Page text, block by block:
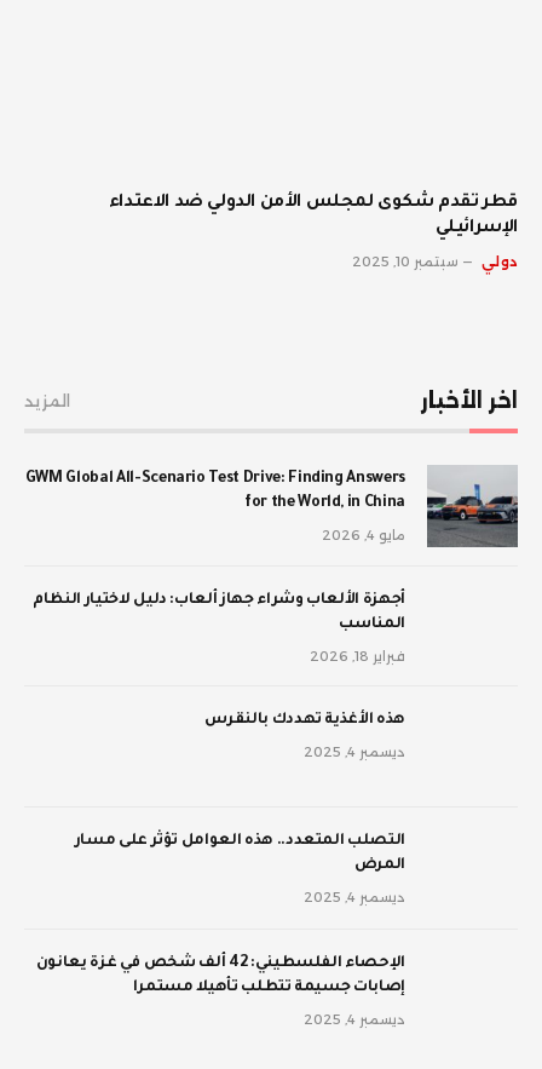
قطر تقدم شكوى لمجلس الأمن الدولي ضد الاعتداء
الإسرائيلي
دولي سبتمبر 10, 2025
اخر الأخبار المزيد
GWM Global All-Scenario Test Drive: Finding Answers
for the World, in China
مايو 4, 2026
أجهزة الألعاب وشراء جهاز ألعاب: دليل لاختيار النظام
المناسب
فبراير 18, 2026
‫هذه الأغذية تهددك بالنقرس
ديسمبر 4, 2025
‫التصلب المتعدد.. هذه العوامل تؤثر على مسار
المرض
ديسمبر 4, 2025
الإحصاء الفلسطيني: 42 ألف شخص في غزة يعانون
إصابات جسيمة تتطلب تأهيلا مستمرا
ديسمبر 4, 2025